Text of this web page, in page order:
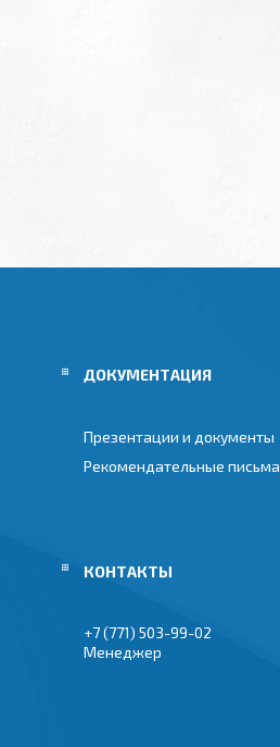
ДОКУМЕНТАЦИЯ
Презентации и документы
Рекомендательные письма
+7 (771) 503-99-02
Менеджер